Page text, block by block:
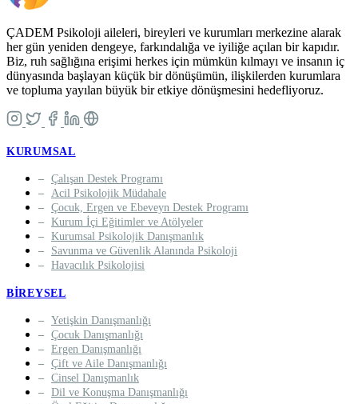
ÇADEM Psikoloji aileleri, bireyleri ve kurumları merkezine alarak
her gün yeniden dengeye, farkındalığa ve iyiliğe açılan bir kapıdır.
Biz, ruh sağlığına erişimi herkes için mümkün kılmayı ve insanın iç
dünyasında başlayan küçük bir dönüşümün, ilişkilerden kurumlara
ve topluma yayılan büyük bir etkiye dönüşmesini hedefliyoruz.
KURUMSAL
Çalışan Destek Programı
Acil Psikolojik Müdahale
Çocuk, Ergen ve Ebeveyn Destek Programı
Kurum İçi Eğitimler ve Atölyeler
Kurumsal Psikolojik Danışmanlık
Savunma ve Güvenlik Alanında Psikoloji
Havacılık Psikolojisi
BIREYSEL
Yetişkin Danışmanlığı
Çocuk Danışmanlığı
Ergen Danışmanlığı
Çift ve Aile Danışmanlığı
Cinsel Danışmanlık
Dil ve Konuşma Danışmanlığı